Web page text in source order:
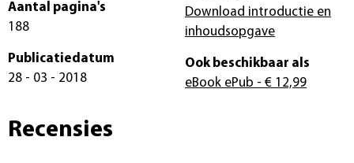
Aantal pagina's
188
Publicatiedatum
28 - 03 - 2018
Download introductie en
inhoudsopgave
Ook beschikbaar als
eBook ePub - € 12,99
Recensies